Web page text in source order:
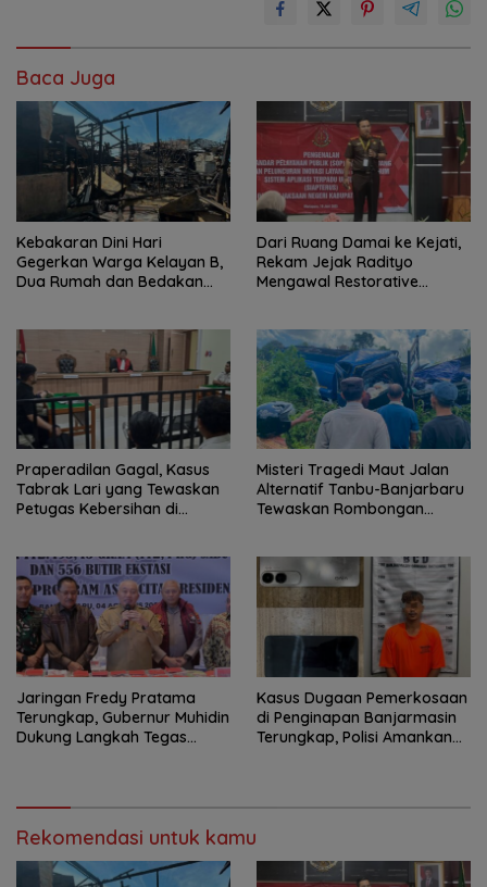
Baca Juga
Kebakaran Dini Hari
Gegerkan Warga Kelayan B,
Dua Rumah dan Bedakan
Dari Ruang Damai ke Kejati,
Rekam Jejak Radityo
Mengawal Restorative
Praperadilan Gagal, Kasus
Tabrak Lari yang Tewaskan
Petugas Kebersihan di
Misteri Tragedi Maut Jalan
Alternatif Tanbu-Banjarbaru
Tewaskan Rombongan
Jaringan Fredy Pratama
Terungkap, Gubernur Muhidin
Dukung Langkah Tegas
Kasus Dugaan Pemerkosaan
di Penginapan Banjarmasin
Terungkap, Polisi Amankan
Rekomendasi untuk kamu